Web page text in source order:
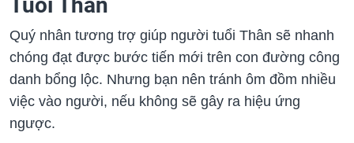
Quý nhân tương trợ giúp người tuổi Thân sẽ nhanh
chóng đạt được bước tiến mới trên con đường công
danh bổng lộc. Nhưng bạn nên tránh ôm đồm nhiều
việc vào người, nếu không sẽ gây ra hiệu ứng
ngược.